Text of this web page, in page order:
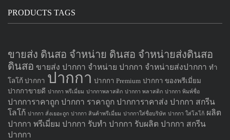
PRODUCTS TAGS
ขายส่ง ดินสอ จำหน่าย ดินสอ จำหน่ายส่งดินสอ
ดินสอ ขายส่ง ปากกา จำหน่าย ปากกา จำหน่ายส่งปากกา ทำ
โลโก้ ปากกา ปากกา ปากกา Premium ปากกา ของพรีเมี่ยม
ปากกาขายดี ปากกา พรีเมี่ยม ปากกาพลาสติก ปากกา พลาสติก ปากกา พิมพ์ชื่อ
ปากการาคาถูก ปากกา ราคาถูก ปากการาคาส่ง ปากกา สกรีน
โลโก้ ปากกา สั่งเยอะถูก ปากกา สินค้าพรีเมี่ยม ปากกาใส่ชื่อบริษัท ปากกา ใส่โลโก้ ผลิต
ปากกา พรีเมี่ยม ปากกา รับทำ ปากกา รับผลิต ปากกา สกรีน
ปากกา